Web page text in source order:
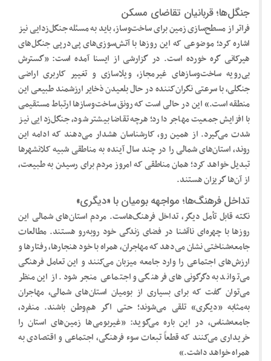
جنگل‌ها؛ قربانیان تقاضای مسکن
فراتر از مسطح‌سازی زمین برای ساخت‌وساز، باید به مسئله جنگل‌زدایی نیز
اشاره کرد؛ موضوعی که این روزها با آتش‌سوزی‌های پی‌درپی جنگل‌های
هیرکانی گره خورده است. در گزارشی از ایسنا آمده است: «گسترش
بی‌رویه ساخت‌وسازهای غیرمجاز، ویلاسازی و تغییر کاربری اراضی
جنگلی، با سرعتی نگران‌کننده در حال بلعیدن ذخایر ارزشمند طبیعی این
منطقه است.» این در حالی است که رونق ساخت‌وسازها ارتباط مستقیمی
با افزایش جمعیت مهاجر دارد؛ هرچه تقاضا بیشتر شود، جنگل‌زدایی نیز
شدت می‌گیرد. از همین رو، کارشناسان هشدار می‌دهند که ادامه این
روند، استان‌های شمالی را در چند سال آینده به مناطقی شبیه کلانشهرها
تبدیل خواهد کرد؛ همان مناطقی که امروز مردم برای رسیدن به طبیعت،
از آن‌ها گریزان هستند.
تداخل فرهنگ‌ها؛ مواجهه بومیان با «دیگری»
نکته قابل تأمل دیگر، تداخل فرهنگ‌هاست. مردم استان‌های شمالی این
روزها با چهره‌ای ناآشنا در فضای زندگی خود روبه‌رو هستند. مطالعات
جامعه‌شناختی نشان می‌دهد که مهاجران، همراه با خود هنجارها، رفتارها و
ارزش‌های اجتماعی را وارد جامعه میزبان می‌کنند و این تعامل فرهنگی
می‌تواند به دگرگونی‌های فرهنگی و اجتماعی منجر شود. از این منظر
می‌توان گفت که برای بسیاری از بومیان استان‌های شمالی، مهاجران
به‌مثابه «دیگری» تلقی می‌شوند؛ حتی اگر هم‌وطن باشند. منفرد،
جامعه‌شناس، در این باره می‌گوید: «غیربومی‌ها زمین‌های استان را
خریداری می‌کنند که قطعاً تبعات سوء فرهنگی، اجتماعی و اقتصادی به
همراه خواهد داشت.»